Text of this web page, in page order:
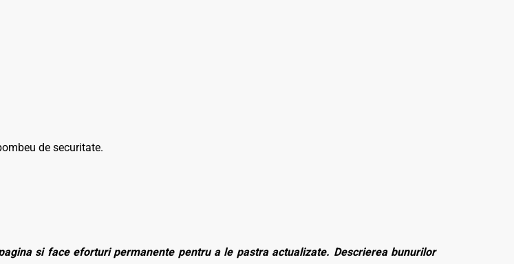
de securitate.
si face eforturi permanente pentru a le pastra actualizate. Descrierea bunurilor